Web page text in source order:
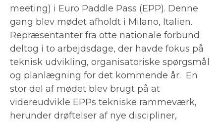
meeting) i Euro Paddle Pass (EPP). Denne
gang blev mødet afholdt i Milano, Italien.
Repræsentanter fra otte nationale forbund
deltog i to arbejdsdage, der havde fokus på
teknisk udvikling, organisatoriske spørgsmål
og planlægning for det kommende år. En
stor del af mødet blev brugt på at
videreudvikle EPPs tekniske rammeværk,
herunder drøftelser af nye discipliner,